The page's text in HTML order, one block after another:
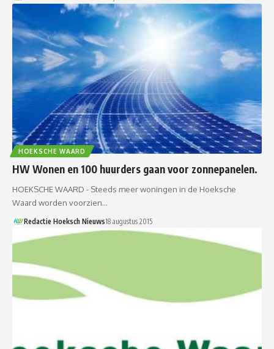
HOEKSCHE WAARD
HW Wonen en 100 huurders gaan voor zonnepanelen.
HOEKSCHE WAARD - Steeds meer woningen in de Hoeksche
Waard worden voorzien…
Redactie Hoeksch Nieuws18 augustus 2015